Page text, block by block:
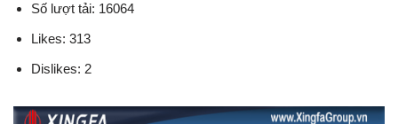
Số lượt tải: 16064
Likes: 313
Dislikes: 2